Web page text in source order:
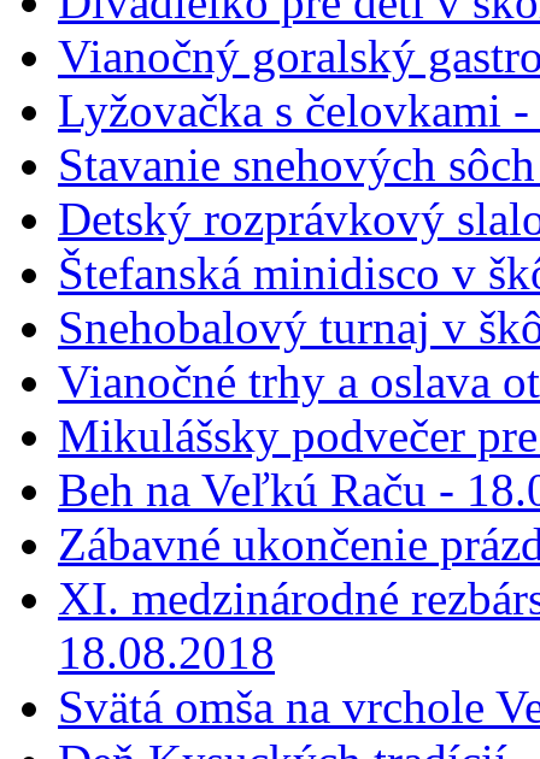
Vianočný goralský
Lyžovačka s čelovkami
Stavanie snehových
Detský rozprávkový
Štefanská minidisco v
Snehobalový turnaj v
Vianočné trhy a oslava
Mikulášsky podvečer
Beh na Veľkú Raču -
Zábavné ukončenie
XI. medzinárodné
18.08.2018
Svätá omša na vrchole